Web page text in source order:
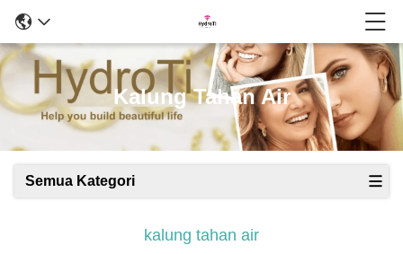
Kalung Tahan Air
Semua Kategori
kalung tahan air